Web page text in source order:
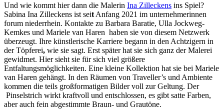
Und wie kommt hier dann die Malerin Ina Zilleckens ins Spiel?
Sabina Ina Zilleckens ist seit Anfang 2021 im unternehmerinnen
forum niederrhein. Kontakte zu Barbara Baratie, Ulla Jockweg-
Kemkes und Mariele van Haren haben sie von diesem Netzwerk
überzeugt. Ihre künstlerische Karriere begann in den Achtzigern in
der Töpferei, wie sie sagt. Erst später hat sie sich ganz der Malerei
gewidmet. Hier sieht sie für sich viel größere
Entfaltungsmöglichkeiten. Eine kleine Kollektion hat sie bei Mariele
van Haren gehängt. In den Räumen von Traveller’s und Ambiente
kommen die teils großformatigen Bilder voll zur Geltung. Der
Pinselstrich wirkt kraftvoll und entschlossen, es gibt satte Farben,
aber auch fein abgestimmte Braun- und Grautöne.